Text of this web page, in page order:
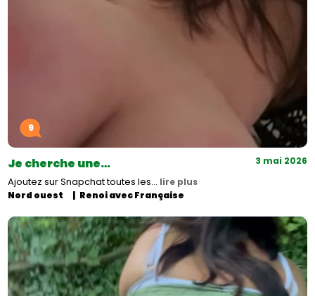
9
Je cherche une… 3 mai 2026
Ajoutez sur Snapchat toutes les… lire plus
Nord ouest
Renoi avec Française